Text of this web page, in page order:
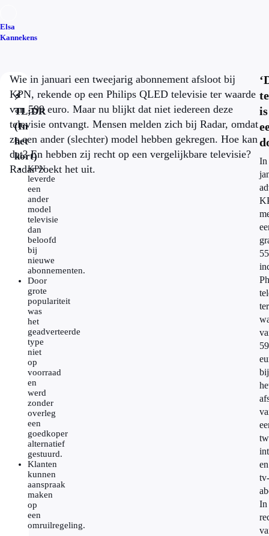
Elsa
Kannekens
⚡
TL;DR
(In
het
kort)
KPN
leverde
een
ander
model
televisie
dan
beloofd
bij
nieuwe
abonnementen.
Door
grote
populariteit
was
het
geadverteerde
type
niet
op
voorraad
en
werd
zonder
overleg
een
goedkoper
alternatief
gestuurd.
Klanten
kunnen
aanspraak
maken
op
een
omruilregeling.
Wie in januari een tweejarig abonnement afsloot bij
KPN, rekende op een Philips QLED televisie ter waarde
van 599 euro. Maar nu blijkt dat niet iedereen deze
televisie ontvangt. Mensen melden zich bij Radar, omdat
ze een ander (slechter) model hebben gekregen. Hoe kan
dat? En hebben zij recht op een vergelijkbare televisie?
Radar zoekt het uit.
is
In
55
ter
bij
en
tv-
In